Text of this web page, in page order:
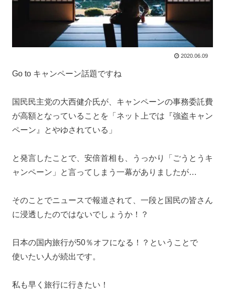
2020.06.09
Go to キャンペーン話題ですね
国民民主党の大西健介氏が、キャンペーンの事務委託費
が高額となっていることを「ネット上では『強盗キャン
ペーン』とやゆされている」
と発言したことで、安倍首相も、うっかり「ごうとうキ
ャンペーン」と言ってしまう一幕がありましたが…
そのことでニュースで報道されて、一段と国民の皆さん
に浸透したのではないでしょうか！？
日本の国内旅行が50％オフになる！？ということで
使いたい人が続出です。
私も早く旅行に行きたい！